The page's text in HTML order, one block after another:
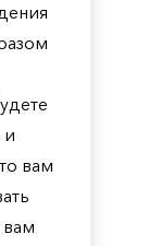
и
вам